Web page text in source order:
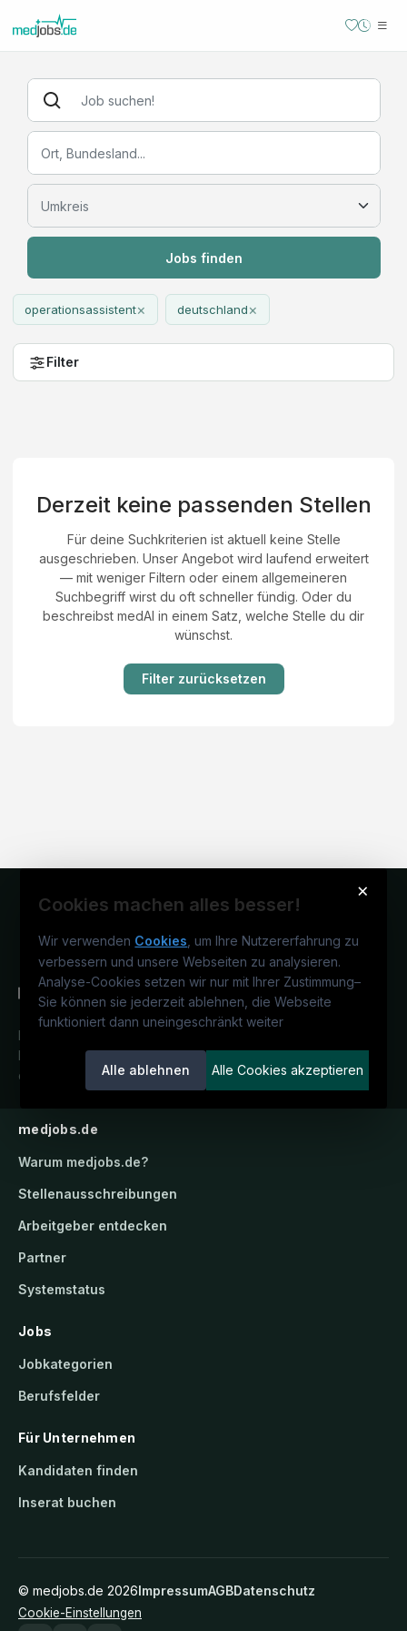
Jobs finden
operationsassistent× deutschland×
Filter
Derzeit keine passenden Stellen
Für deine Suchkriterien ist aktuell keine Stelle
ausgeschrieben. Unser Angebot wird laufend erweitert
— mit weniger Filtern oder einem allgemeineren
Suchbegriff wirst du oft schneller fündig. Oder du
beschreibst medAI in einem Satz, welche Stelle du dir
wünschst.
Filter zurücksetzen
×
Cookies machen alles besser!
Wir verwenden Cookies , um Ihre Nutzererfahrung zu
verbessern und unsere Webseiten zu analysieren.
Analyse-Cookies setzen wir nur mit Ihrer Zustimmung–
Sie können sie jederzeit ablehnen, die Webseite
funktioniert dann uneingeschränkt weiter
Alle ablehnen Alle Cookies akzeptieren
Deutschlands medizinisches
Karriereportal.Ein Service der
candidatis GmbH.
medjobs.de
Warum medjobs.de?
Stellenausschreibungen
Arbeitgeber entdecken
Partner
Systemstatus
Jobs
Jobkategorien
Berufsfelder
Für Unternehmen
Kandidaten finden
Inserat buchen
© medjobs.de 2026ImpressumAGBDatenschutz
Cookie-Einstellungen